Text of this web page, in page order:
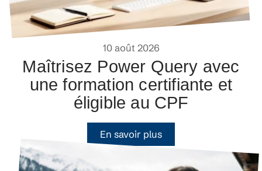
10 août 2026
Maîtrisez Power Query avec
une formation certifiante et
éligible au CPF
En savoir plus